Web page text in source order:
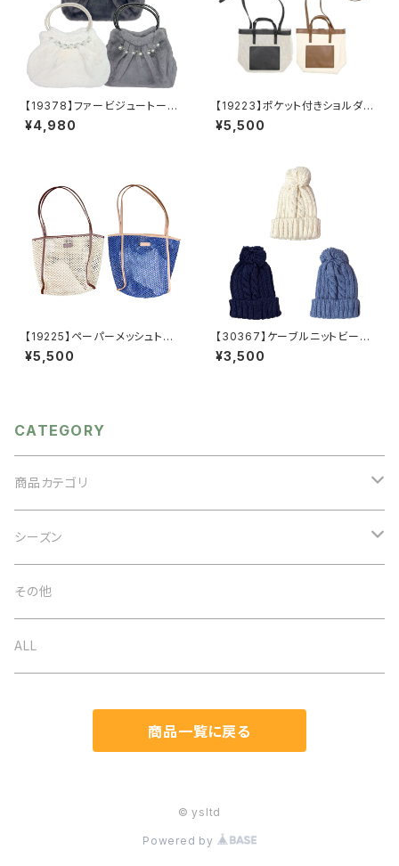
【19378】ファービジュートート
【送料無料】秋冬バッグ 新作
¥4,980
【19223】ポケット付きショルダ
ーバッグ【送料無料】ハンドバッ
グ 無地バッグ PUバッグ 綿
¥5,500
【19225】ペーパーメッシュトート
バッグ【送料無料】パイピング
インナーバッグ 巾着付き ナ
¥5,500
【30367】ケーブルニットビーニ
ー
¥3,500
CATEGORY
商品カテゴリ
アクセサリー
ネックレス
イヤリング
バッグ
ベルト
シーズン
オケージョン
春夏
その他
ALL
商品一覧に戻る
© ysltd
Powered by